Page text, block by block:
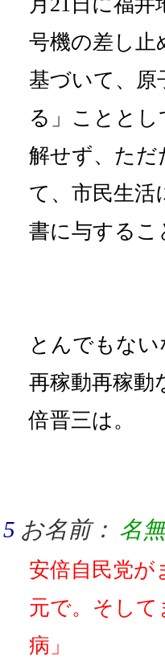
号機の差し止
基づいて、原
る」ことと
解せず、ただ
て、市民生活
書に与する
とんでもな
再稼動再稼動
倍晋三は。
5 お名前： 名
安倍自民党が
元で。そして
病」